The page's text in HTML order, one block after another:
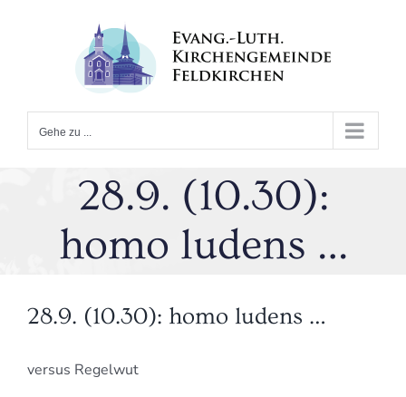
Gehe zu ...
28.9. (10.30):
homo ludens …
28.9. (10.30): homo ludens …
versus Regelwut